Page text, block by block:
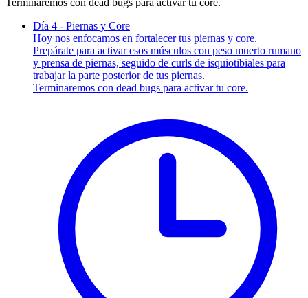
Día 4 - Piernas y Core
Hoy nos enfocamos en fortalecer tus piernas y core.
Prepárate para activar esos músculos con peso muerto rumano
y prensa de piernas, seguido de curls de isquiotibiales para
trabajar la parte posterior de tus piernas.
Terminaremos con dead bugs para activar tu core.